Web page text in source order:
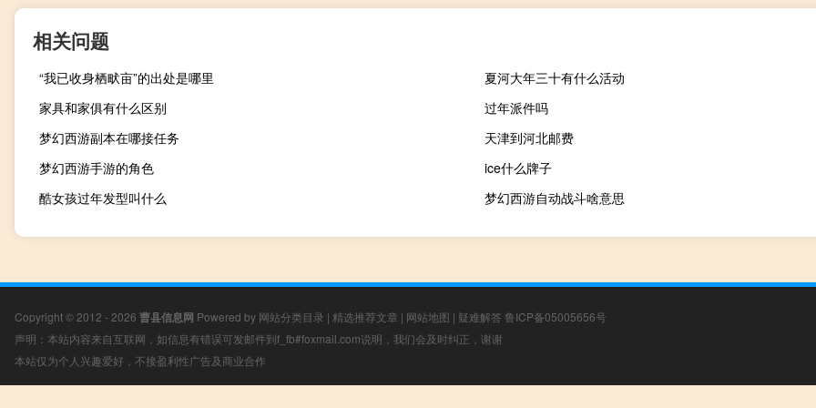
相关问题
“我已收身栖畎亩”的出处是哪里
夏河大年三十有什么活动
家具和家俱有什么区别
过年派件吗
梦幻西游副本在哪接任务
天津到河北邮费
梦幻西游手游的角色
ice什么牌子
酷女孩过年发型叫什么
梦幻西游自动战斗啥意思
Copyright © 2012 - 2026 曹县信息网 Powered by 网站分类目录 | 精选推荐文章 | 网站地图 | 疑难解答 鲁ICP备05005656号
声明：本站内容来自互联网，如信息有错误可发邮件到f_fb#foxmail.com说明，我们会及时纠正，谢谢
本站仅为个人兴趣爱好，不接盈利性广告及商业合作